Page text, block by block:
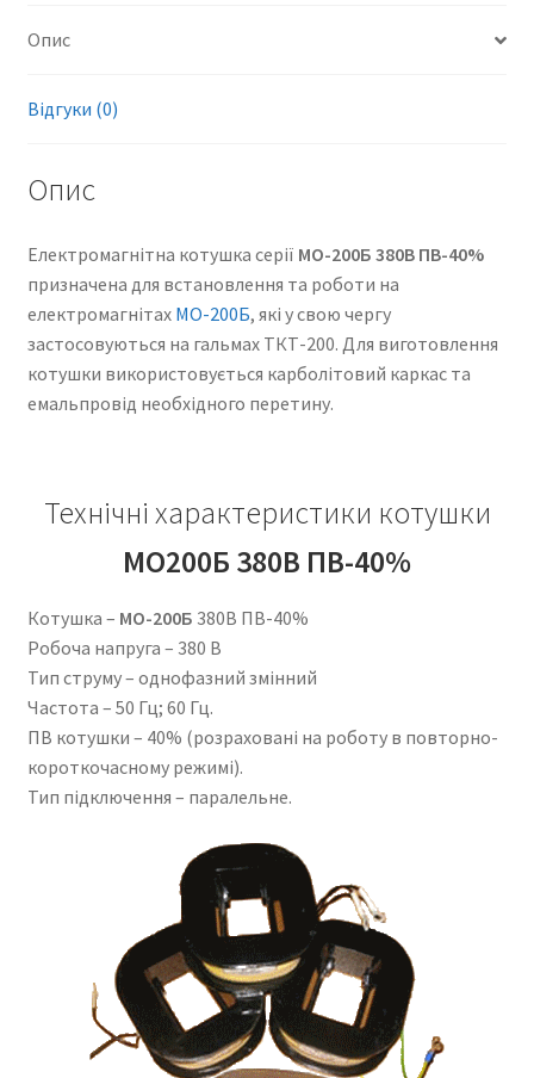
Опис
Відгуки (0)
Опис
Електромагнітна котушка серії МО-200Б 380В ПВ-40%
призначена для встановлення та роботи на
електромагнітахМО-200Б, які у свою чергу
застосовуються на гальмах ТКТ-200. Для виготовлення
котушки використовується карболітовий каркас та
емальпровід необхідного перетину.
Технічні характеристики котушки
МО200Б 380В ПВ-40%
Котушка – МО-200Б 380В ПВ-40%
Робоча напруга – 380 В
Тип струму – однофазний змінний
Частота – 50 Гц; 60 Гц.
ПВ котушки – 40% (розраховані на роботу в повторно-
короткочасному режимі).
Тип підключення – паралельне.